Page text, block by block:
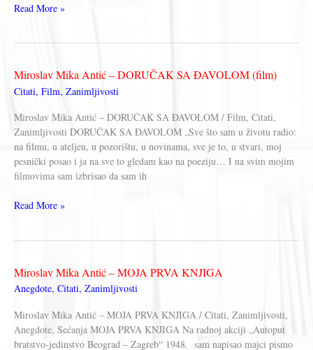
Miroslav
Read More »
Miroslav Mika Antić – DORUČAK SA ĐAVOLOM (film)
Citati, Film, Zanimljivosti
Miroslav Mika Antić – DORUČAK SA ĐAVOLOM / Film, Citati,
Zanimljivosti DORUČAK SA ĐAVOLOM „Sve što sam u životu radio:
na filmu, u ateljeu, u pozorištu, u novinama, sve je to, u stvari, moj
pesnički posao i ja na sve to gledam kao na poeziju… I na svim mojim
filmovima sam izbrisao da sam ih
Miroslav
SA
ĐAVOLOM
Read More »
Miroslav Mika Antić – MOJA PRVA KNJIGA
Anegdote, Citati, Zanimljivosti
Miroslav Mika Antić – MOJA PRVA KNJIGA / Citati, Zanimljivosti,
Anegdote, Sećanja MOJA PRVA KNJIGA Na radnoj akciji „Autoput
bratstvo-jedinstvo Beograd – Zagreb“ 1948. sam napisao majci pismo